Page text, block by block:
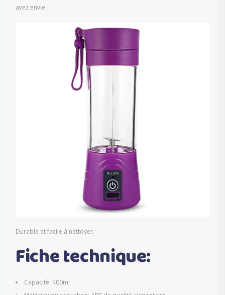
avez envie.
Durable et facile à nettoyer.
Fiche technique:
Capacité: 400ml